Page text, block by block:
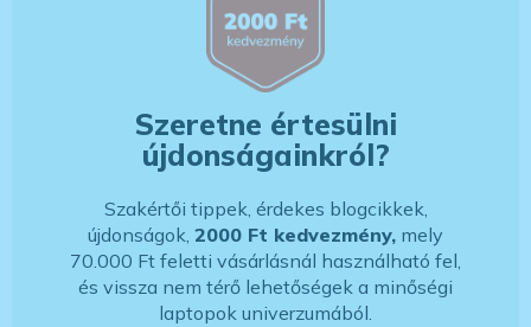
Szeretne értesülni
újdonságainkról?
Szakértői tippek, érdekes blogcikkek,
újdonságok, 2000 Ft kedvezmény, mely
70.000 Ft feletti vásárlásnál használható fel,
és vissza nem térő lehetőségek a minőségi
laptopok univerzumából.